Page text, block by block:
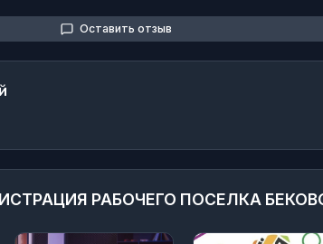
Оставить отзыв
РАБОЧЕГО ПОСЕЛКА